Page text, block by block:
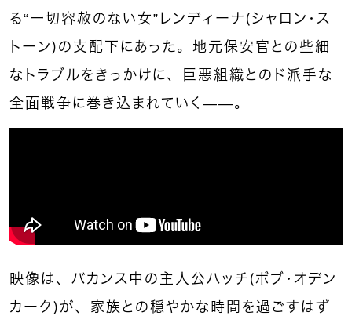
る“一切容赦のない女”レンディーナ（シャロン・ス
トーン）の支配下にあった。地元保安官との些細
なトラブルをきっかけに、巨悪組織とのド派手な
全面戦争に巻き込まれていく——。
映像は、バカンス中の主人公ハッチ（ボブ・オデン
カーク）が、家族との穏やかな時間を過ごすはず